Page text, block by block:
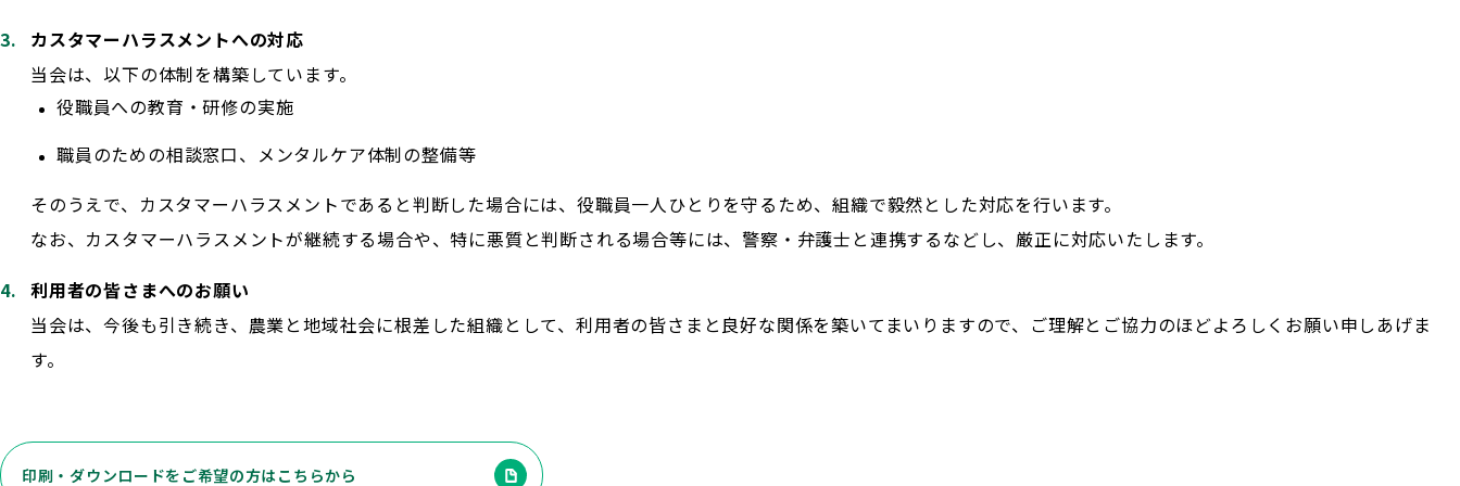
カスタマーハラスメントへの対応
当会は、以下の体制を構築しています。
役職員への教育・研修の実施
職員のための相談窓口、メンタルケア体制の整備等
そのうえで、カスタマーハラスメントであると判断した場合には、役職員一人ひとりを守るため、組織で毅然とした対応を行います。
なお、カスタマーハラスメントが継続する場合や、特に悪質と判断される場合等には、警察・弁護士と連携するなどし、厳正に対応いたします。
利用者の皆さまへのお願い
当会は、今後も引き続き、農業と地域社会に根差した組織として、利用者の皆さまと良好な関係を築いてまいりますので、ご理解とご協力のほどよろしくお願い申しあげま
す。
印刷・ダウンロードをご希望の方はこちらから